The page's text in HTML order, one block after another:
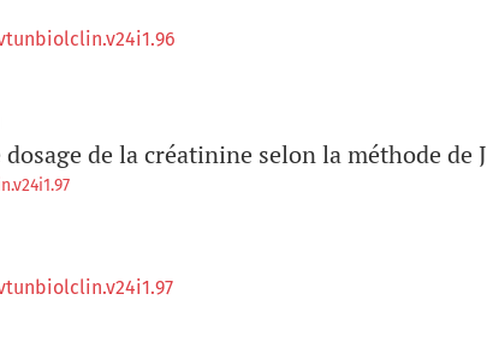
de la créatinine selon la méthode de